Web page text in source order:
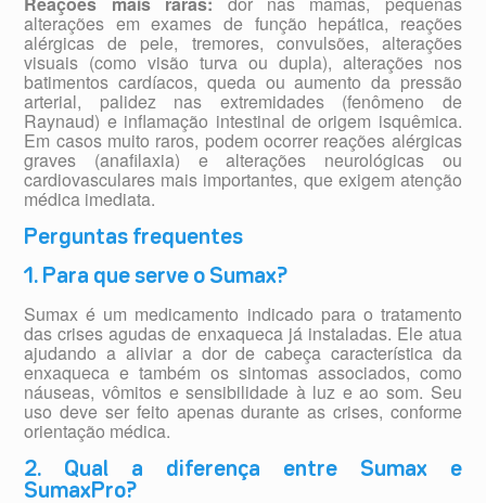
alterações em exames de função hepática, reações
alérgicas de pele, tremores, convulsões, alterações
visuais (como visão turva ou dupla), alterações nos
batimentos cardíacos, queda ou aumento da pressão
arterial, palidez nas extremidades (fenômeno de
Raynaud) e inflamação intestinal de origem isquêmica.
Em casos muito raros, podem ocorrer reações alérgicas
graves (anafilaxia) e alterações neurológicas ou
cardiovasculares mais importantes, que exigem atenção
médica imediata.
Perguntas frequentes
1. Para que serve o Sumax?
Sumax é um medicamento indicado para o tratamento
das crises agudas de enxaqueca já instaladas. Ele atua
ajudando a aliviar a dor de cabeça característica da
enxaqueca e também os sintomas associados, como
náuseas, vômitos e sensibilidade à luz e ao som. Seu
uso deve ser feito apenas durante as crises, conforme
orientação médica.
2. Qual a diferença entre Sumax e
SumaxPro?